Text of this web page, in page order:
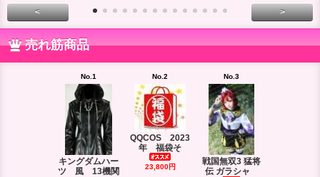
< >
売れ筋商品
No.1
キングダムハー
ツ 風 13機関
No.2
QQCOS 2023
年 福袋そ
23,800円
No.3
戦国無双3 猛将
伝 ガラシャ